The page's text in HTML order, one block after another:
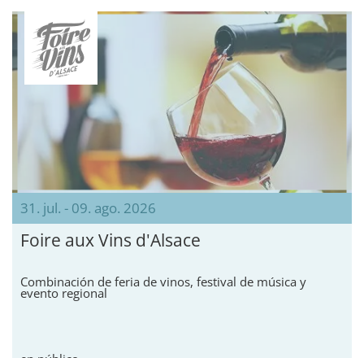
31. jul. - 09. ago. 2026
Foire aux Vins d'Alsace
Combinación de feria de vinos, festival de música y
evento regional